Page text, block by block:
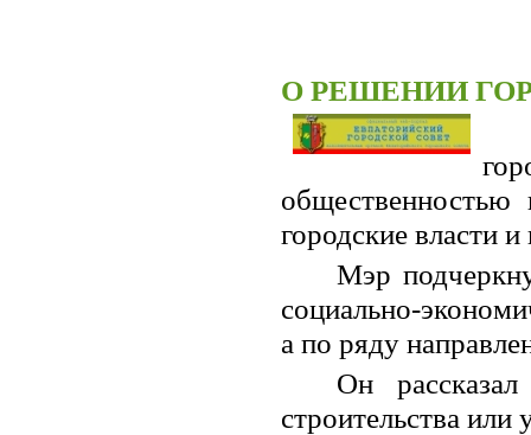
О РЕШЕНИИ
городские власти
Мэр
социально-
а по ряду
Он
строительства